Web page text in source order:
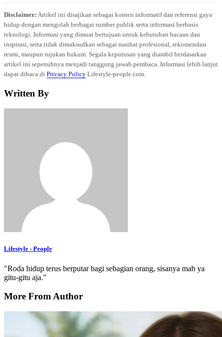
Disclaimer: Artikel ini disajikan sebagai konten informatif dan referensi gaya
hidup dengan mengolah berbagai sumber publik serta informasi berbasis
teknologi. Informasi yang dimuat bertujuan untuk kebutuhan bacaan dan
inspirasi, serta tidak dimaksudkan sebagai nasihat profesional, rekomendasi
resmi, maupun rujukan hukum. Segala keputusan yang diambil berdasarkan
artikel ini sepenuhnya menjadi tanggung jawab pembaca. Informasi lebih lanjut
dapat dibaca di Privacy Policy Lifestyle-people.com.
Written By
Lifestyle - People
"Roda hidup terus berputar bagi sebagian orang, sisanya mah ya
gitu-gitu aja."
More From Author